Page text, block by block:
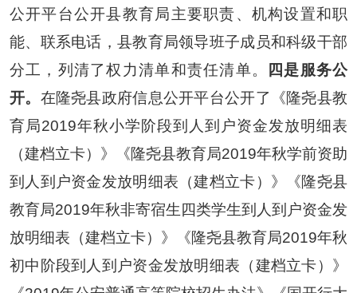
公开平台公开县教育局主要职责、机构设置和职
能、联系电话，县教育局领导班子成员和科级干部
分工，列清了权力清单和责任清单。
四是服务公
开。 在隆尧县政府信息公开平台公开了《隆尧县教
育局2019年秋小学阶段到人到户资金发放明细表
（建档立卡）》《隆尧县教育局2019年秋学前资助
到人到户资金发放明细表（建档立卡）》《隆尧县
教育局2019年秋非寄宿生四类学生到人到户资金发
放明细表（建档立卡）》《隆尧县教育局2019年秋
初中阶段到人到户资金发放明细表（建档立卡）》